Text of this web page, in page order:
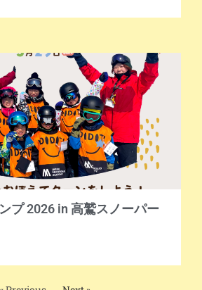
プ 2026 in 高鷲スノーパー